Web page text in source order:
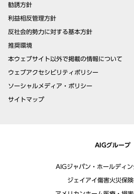
勧誘方針
利益相反管理方針
反社会的勢力に対する基本方針
推奨環境
本ウェブサイト以外で掲載の情報について
ウェブアクセシビリティポリシー
ソーシャルメディア・ポリシー
サイトマップ
AIGグループ
AIGジャパン・ホールディ
ジェイアイ傷害火災保